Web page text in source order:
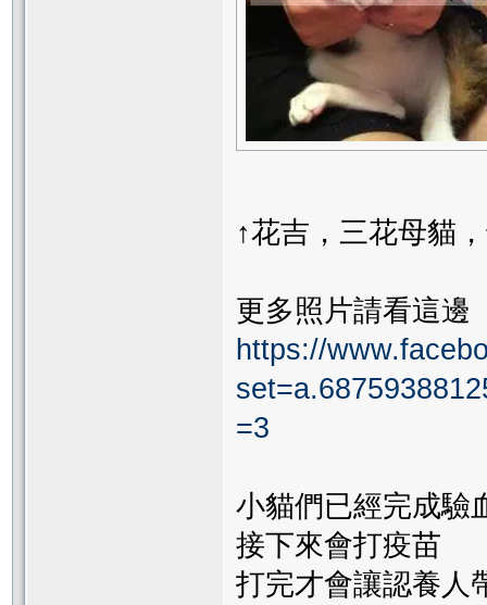
↑花吉，三花母貓
更多照片請看這邊
https://
=3
小貓們已經完成驗
接下來會打疫苗
打完才會讓認養人